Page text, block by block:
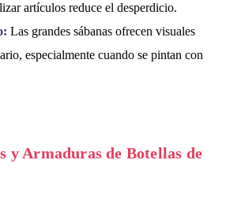
artículos reduce el desperdicio.
Las grandes sábanas ofrecen visuales
especialmente cuando se pintan con
y Armaduras de Botellas de